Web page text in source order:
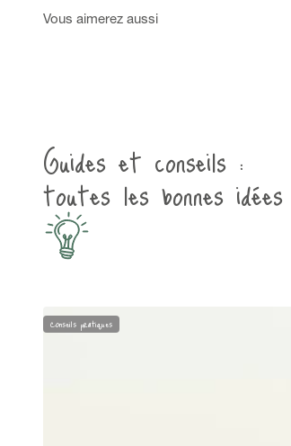
Guides et conseils :
toutes les bonnes
Conseils pratiques